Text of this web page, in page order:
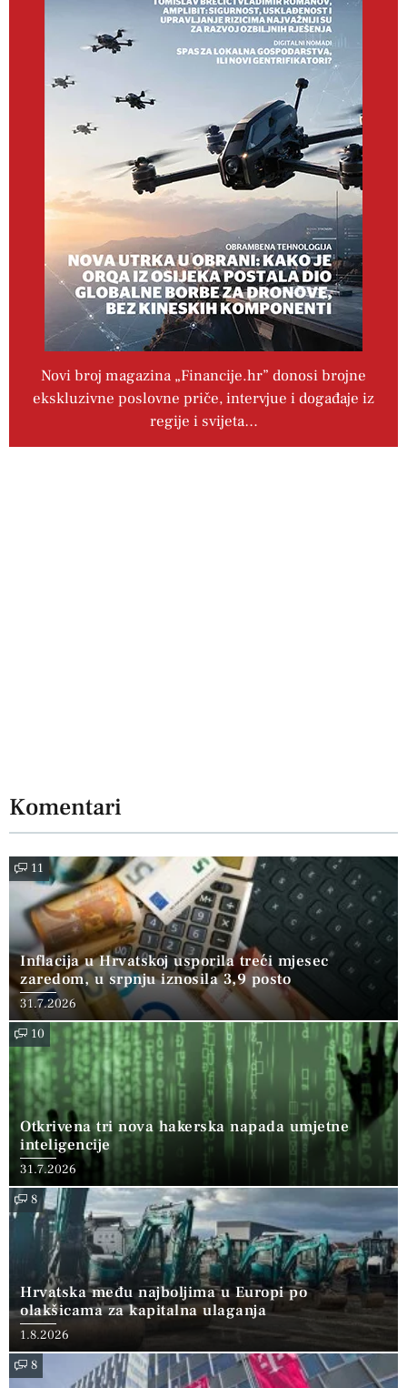
Novi broj magazina „Financije.hr” donosi brojne
ekskluzivne poslovne priče, intervjue i događaje iz
regije i svijeta…
Komentari
11
Inflacija u Hrvatskoj usporila treći mjesec
zaredom, u srpnju iznosila 3,9 posto
31.7.2026
10
Otkrivena tri nova hakerska napada umjetne
inteligencije
31.7.2026
8
Hrvatska među najboljima u Europi po
olakšicama za kapitalna ulaganja
1.8.2026
8